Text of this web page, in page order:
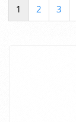
1 2 3